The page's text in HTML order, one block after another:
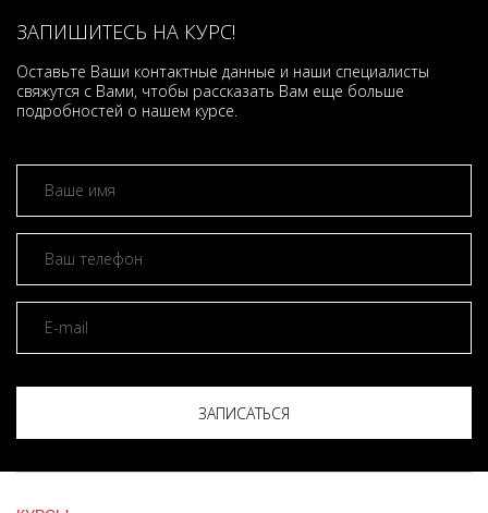
ЗАПИШИТЕСЬ НА КУРС!
Оставьте Ваши контактные данные и наши специалисты
свяжутся с Вами, чтобы рассказать Вам еще больше
подробностей о нашем курсе.
ЗАПИСАТЬСЯ